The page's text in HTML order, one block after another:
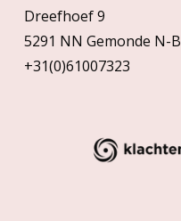
Dreefhoef 9
5291 NN Gemonde N-B
+31(0)61007323